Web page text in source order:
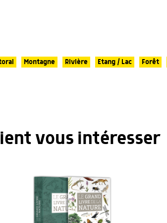
Montagne Rivière Etang / Lac Forêt
vous intéresser